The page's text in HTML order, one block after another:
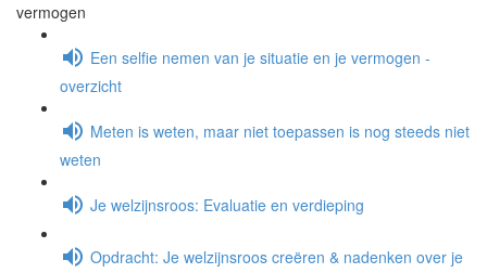
vermogen
Een selfie nemen van je situatie en je vermogen -
overzicht
Meten is weten, maar niet toepassen is nog steeds niet
weten
Je welzijnsroos: Evaluatie en verdieping
Opdracht: Je welzijnsroos creëren & nadenken over je